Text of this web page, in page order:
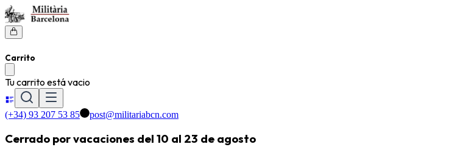
Carrito
Tu carrito está vacio
(+34) 93 207 53 85 post@militariabcn.com
Cerrado por vacaciones del 10 al 23 de agosto